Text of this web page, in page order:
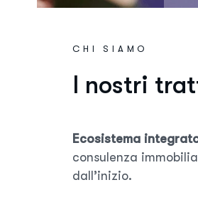
CHI SIAMO
I nostri trat
Ecosistema
consulenza
dall’inizio.